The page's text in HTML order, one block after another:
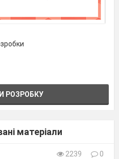
РОЗРОБКУ
матеріали
2239
0